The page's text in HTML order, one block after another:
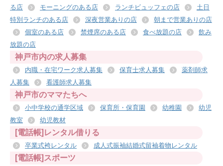
る店
モーニングのある店 ランチビュッフェの店
土日
特別ランチのある店
深夜営業ありの店
朝まで営業ありの店
個室のある店
禁煙席のある店 食べ放題の店
飲み
放題の店
神戸市内の求人募集
内職・在宅ワーク求人募集 保育士求人募集
薬剤師求
人募集
看護師求人募集
神戸市のママたちへ
小中学校の通学区域 保育所・保育園 幼稚園
幼児
教室
幼児教材
[電話帳]レンタル借りる
卒業式袴レンタル 成人式振袖結婚式留袖着物レンタル
[電話帳]スポーツ